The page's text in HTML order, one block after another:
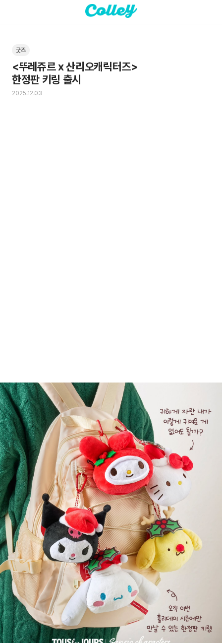
굿즈
<뚜레쥬르 x 산리오캐릭터즈>
한정판 키링 출시
2025.12.03
뚜레쥬르와 산리오캐릭터즈가 만나 탄생한
역대급 귀여움!
뜌레쥬르에서 오직 이번 홀리데이 시즌에만
만날 수 있는 산리오 한정판 키링을 출시했어!
한정판 키링은 뚜레쥬르 앱에서
산리오캐릭터즈 케이크 사전예약 시 구매 가능하며
뚜레쥬르 앱 홀리데이 케이크 사전예약 일정은
지난 11월 14일(금)부터 12월 22일(월)까지,
픽업은 12월 19일(금)부터 12월 25일(목)라고 해.
키링은 사전예약 제품 중
키링 SET 구매 시에만 제공되고
키링만 별도 구매는 불가하며
랜덤으로 제공된다고 하니 참고하고,
보다 자세한 사항은 아래 뚜레쥬르 인스타그램 계정에서
확인해 봐!
뚜레쥬르 인스타그램
출처: 산리오 코리아